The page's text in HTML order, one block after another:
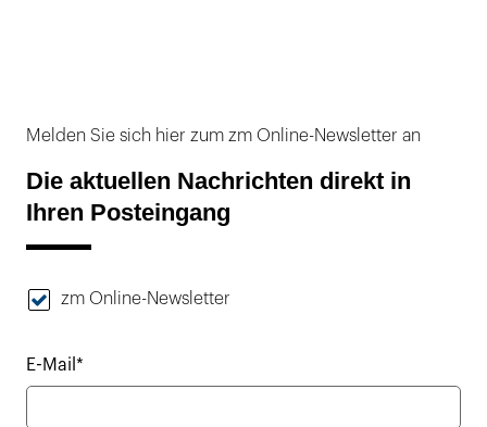
Melden Sie sich hier zum zm Online-Newsletter an
Die aktuellen Nachrichten direkt in
Ihren Posteingang
zm Online-Newsletter
E-Mail*